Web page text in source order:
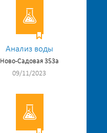
Анализ воды
Ново-Садовая 353а
09/11/2023